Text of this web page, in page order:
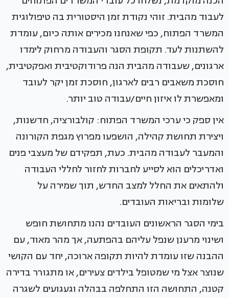
לעבוד מהבית. זוהי נקודת זמן היסטורית בה טיפולוגית
המשרד הפתוח, כפי שאנחנו מכירים אותה כיום, עומדת
להשתנות לעד. תקופת הסגר והעבודה מרחוק לימדו
ארגונים, שעבודה מהבית הנה פרודוקטיבית ואפקטיבית,
חוסכת משאבים רבים לארגון, חוסכת זמן יקר לעובד
ומאפשרת לו איזון חיים/עבודה טוב יותר.
אין ספק כי ערכי המשרד הפתוח: קולבורציה, חדשנות,
ויצירת תחושת קהילה, הושפעו מפרוץ מגפת הקורונה
והמעבר לעבודה מהבית. כעת, תפקידם של מעצבי פנים
ואדריכלים הוא לסייע לחברות לחזור לחללי העבודה
ולהתאים את החלל למצב החדש, תוך שמירה על
שלומות ובריאות העובדים.
בימי הסגר הראשונים העובדים נהנו מתחושת חופש
ושינוי מרענן שנפל עליהם בהפתעה, אך מהר מאוד, עם
ההבנה שזו עומדת להיות תקופה ארוכה, יחד עם הקושי
שנוצר אצל מי שמטופל בילדים צעירים, או מתגורר בדירה
קטנה, התחושה הזו התחלפה בבהלה וגעגועים לשגרה